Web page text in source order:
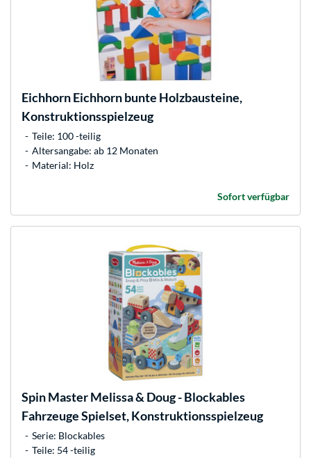
EichhornEichhorn bunte Holzbausteine,
Konstruktionsspielzeug
Teile: 100 -teilig
Altersangabe: ab 12 Monaten
Material: Holz
Sofort verfügbar
Spin MasterMelissa & Doug - Blockables
Fahrzeuge Spielset, Konstruktionsspielzeug
Serie: Blockables
Teile: 54 -teilig